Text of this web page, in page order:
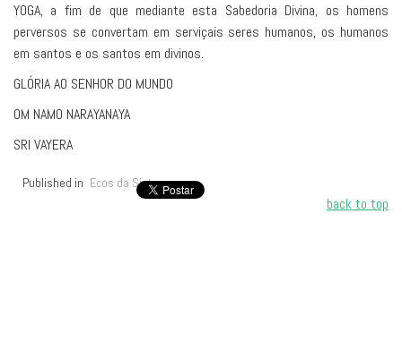
YOGA, a fim de que mediante esta Sabedoria Divina, os homens
perversos se convertam em serviçais seres humanos, os humanos
em santos e os santos em divinos.
GLÓRIA AO SENHOR DO MUNDO
OM NAMO NARAYANAYA
SRI VAYERA
Published in Ecos da Síntese
back to top